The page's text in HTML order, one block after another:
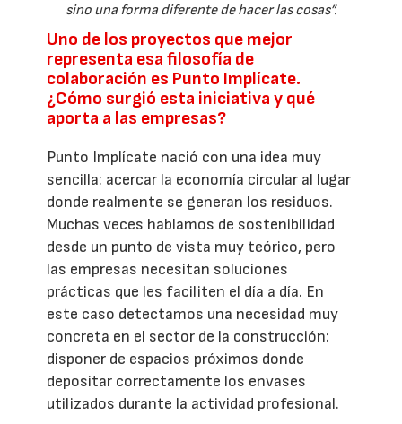
sino una forma diferente de hacer las cosas”.
Uno de los proyectos que mejor
representa esa filosofía de
colaboración es Punto Implícate.
¿Cómo surgió esta iniciativa y qué
aporta a las empresas?
Punto Implícate nació con una idea muy
sencilla: acercar la economía circular al lugar
donde realmente se generan los residuos.
Muchas veces hablamos de sostenibilidad
desde un punto de vista muy teórico, pero
las empresas necesitan soluciones
prácticas que les faciliten el día a día. En
este caso detectamos una necesidad muy
concreta en el sector de la construcción:
disponer de espacios próximos donde
depositar correctamente los envases
utilizados durante la actividad profesional.